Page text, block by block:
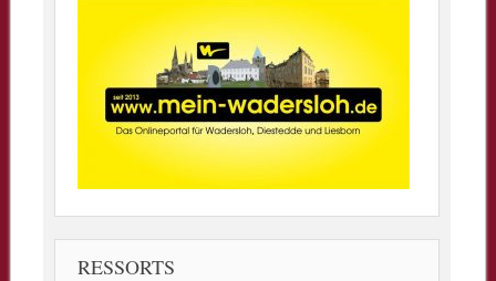
RESSORTS